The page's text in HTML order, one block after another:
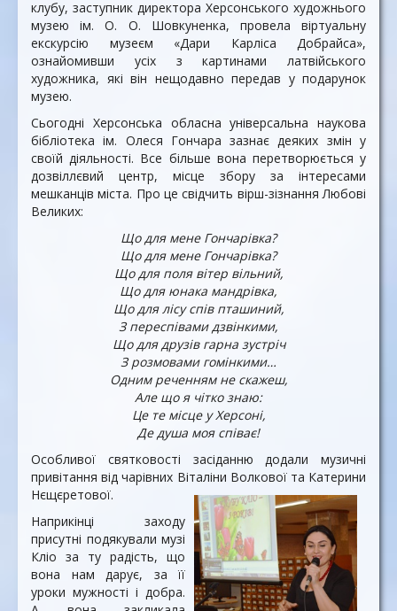
клубу, заступник директора Херсонського художнього
музею ім. О. О. Шовкуненка, провела віртуальну
екскурсію музеєм «Дари Карліса Добрайса»,
ознайомивши усіх з картинами латвійського
художника, які він нещодавно передав у подарунок
музею.
Сьогодні Херсонська обласна універсальна наукова
бібліотека ім. Олеся Гончара зазнає деяких змін у
своїй діяльності. Все більше вона перетворюється у
дозвіллєвий центр, місце збору за інтересами
мешканців міста. Про це свідчить вірш-зізнання Любові
Великих:
Що для мене Гончарівка?
Що для мене Гончарівка?
Що для поля вітер вільний,
Що для юнака мандрівка,
Що для лісу спів пташиний,
З переспівами дзвінкими,
Що для друзів гарна зустріч
З розмовами гомінкими…
Одним реченням не скажеш,
Але що я чітко знаю:
Це те місце у Херсоні,
Де душа моя співає!
Особливої святковості засіданню додали музичні
привітання від чарівних Віталіни Волкової та Катерини
Нєщєретової.
Наприкінці заходу
присутні подякували музі
Кліо за ту радість, що
вона нам дарує, за її
уроки мужності і добра.